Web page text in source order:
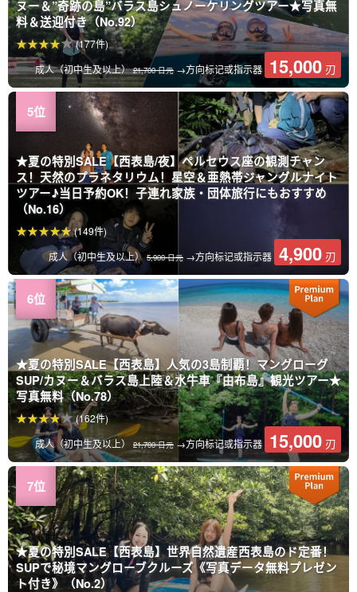
ヌー＆”奇跡の島”バラス島シュノーケリングツアー★写真無
料＆送迎付き（No.92）
成人（初中生及以上）21,700 日元 →方向标记或指示器 15,000 刃
(177件)
★夏の特別SALE【西表島/夜】ペルセウス座の観測チャン
ス！天然のプラネタリウム！星空＆亜熱帯ジャングルナイト
ツアー♪当日予約OK！子連れ家族・団体旅行にもおすすめ
（No.16）
成人（初中生及以上）5,900 日元 →方向标记或指示器 4,900 刃
(149件)
★夏の特別SALE【西表島】人気の3島制覇！マングローグ
SUP/カヌー＆バラス島上陸＆水牛車『由布島』観光ツアー★
写真無料（No.78）
成人（初中生及以上） 21,700 日元 →方向标记或指示器 15,000 刃
(162件)
★夏の特別SALE【西表島】世界自然遺産西表島のド定番！
SUPで秘境マングローブクルーズ《写真データ無料プレゼン
ト付き》（No.2）